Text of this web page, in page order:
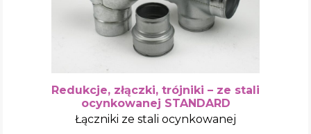
Redukcje, złączki, trójniki – ze stali
ocynkowanej STANDARD
Łączniki ze stali ocynkowanej